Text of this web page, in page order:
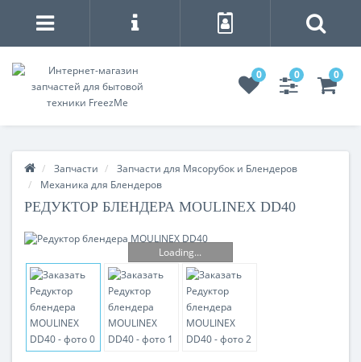
0 0 0
Запчасти
Запчасти для Мясорубок и Блендеров
Механика для Блендеров
РЕДУКТОР БЛЕНДЕРА MOULINEX DD40
Loading...